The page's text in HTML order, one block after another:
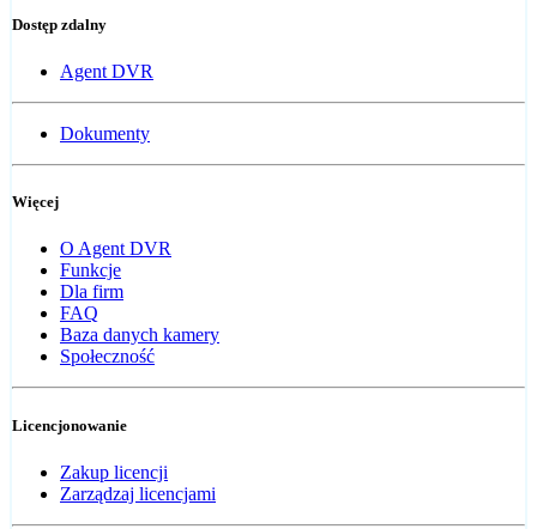
Dostęp zdalny
Agent DVR
Dokumenty
Więcej
O Agent DVR
Funkcje
Dla firm
FAQ
Baza danych kamery
Społeczność
Licencjonowanie
Zakup licencji
Zarządzaj licencjami